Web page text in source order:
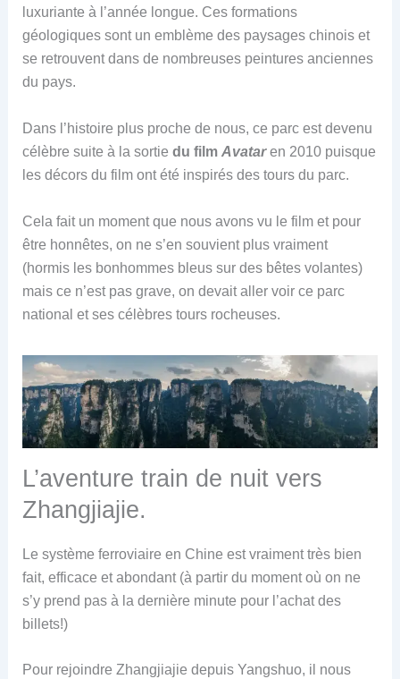
luxuriante à l’année longue. Ces formations
géologiques sont un emblème des paysages chinois et
se retrouvent dans de nombreuses peintures anciennes
du pays.
Dans l’histoire plus proche de nous, ce parc est devenu
célèbre suite à la sortie du film Avataren 2010 puisque
les décors du film ont été inspirés des tours du parc.
Cela fait un moment que nous avons vu le film et pour
être honnêtes, on ne s’en souvient plus vraiment
(hormis les bonhommes bleus sur des bêtes volantes)
mais ce n’est pas grave, on devait aller voir ce parc
national et ses célèbres tours rocheuses.
L’aventure train de nuit vers
Zhangjiajie.
Le système ferroviaire en Chine est vraiment très bien
fait, efficace et abondant (à partir du moment où on ne
s’y prend pas à la dernière minute pour l’achat des
billets!)
Pour rejoindre Zhangjiajie depuis Yangshuo, il nous